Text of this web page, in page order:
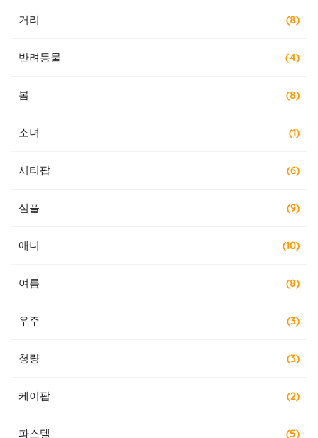
거리 (8)
반려동물 (4)
봄 (8)
소녀 (1)
시티팝 (6)
심플 (9)
애니 (10)
여름 (8)
우주 (3)
청량 (3)
케이팝 (2)
파스텔 (5)